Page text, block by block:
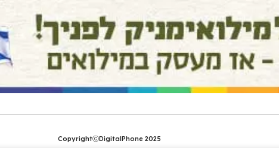
CopyrightⓒDigitalPhone 2025